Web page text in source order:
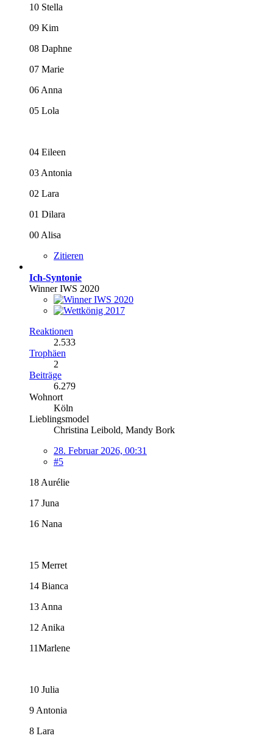
10 Stella
09 Kim
08 Daphne
07 Marie
06 Anna
05 Lola
04 Eileen
03 Antonia
02 Lara
01 Dilara
00 Alisa
Zitieren
Ich-Syntonie
Winner IWS 2020
Reaktionen
2.533
Trophäen
2
Beiträge
6.279
Wohnort
Köln
Lieblingsmodel
Christina Leibold, Mandy Bork
28. Februar 2026, 00:31
#5
18 Aurélie
17 Juna
16 Nana
15 Merret
14 Bianca
13 Anna
12 Anika
11Marlene
10 Julia
9 Antonia
8 Lara